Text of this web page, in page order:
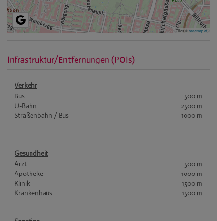
Tiles ©basemap.at
Infrastruktur/Entfernungen (POIs)
Verkehr
Bus
500 m
U-Bahn
2500 m
Straßenbahn / Bus
1000 m
Gesundheit
Arzt
500 m
Apotheke
1000 m
Klinik
1500 m
Krankenhaus
1500 m